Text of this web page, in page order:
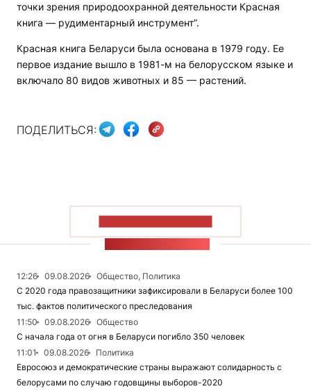
точки зрения природоохранной деятельности Красная
книга — рудиментарный инструмент”.
Красная книга Беларуси была основана в 1979 году. Ее
первое издание вышло в 1981-м на белорусском языке и
включало 80 видов животных и 85 — растений.
ПОДЕЛИТЬСЯ:
12:26 09.08.2026
Общество, Политика
С 2020 года правозащитники зафиксировали в Беларуси более 100
тыс. фактов политического преследования
11:50
09.08.2026
Общество
С начала года от огня в Беларуси погибло 350 человек
11:01
09.08.2026
Политика
Евросоюз и демократические страны выражают солидарность с
белорусами по случаю годовщины выборов-2020